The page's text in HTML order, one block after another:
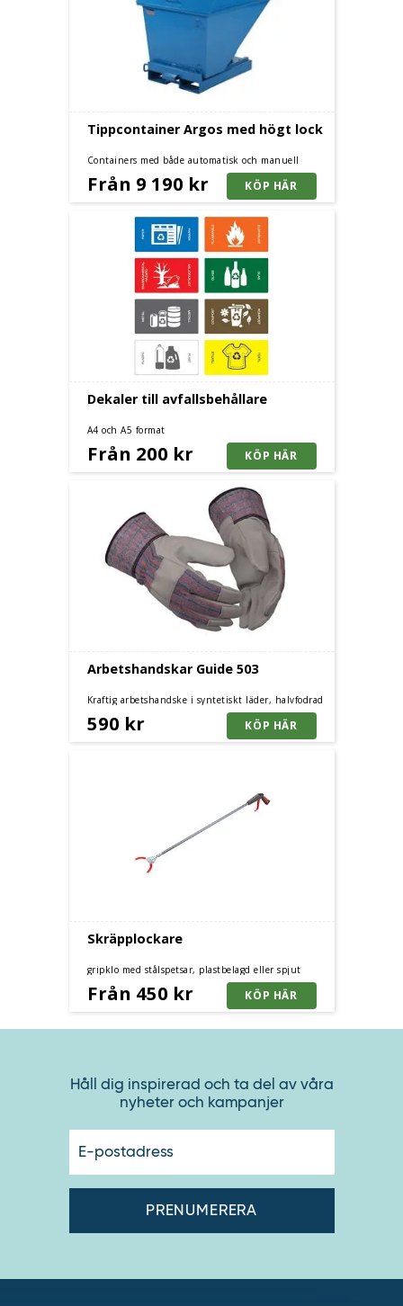
Tippcontainer Argos med högt lock
Containers med både automatisk och manuell
Från 9 190 kr
Dekaler till avfallsbehållare
A4 och A5 format
Från 200 kr
Arbetshandskar Guide 503
Kraftig arbetshandske i syntetiskt läder, halvfodrad
med förstärkningar på fingrar och knogar. Finns i
storlekar 8, 10 och 11.
590 kr
Skräpplockare
gripklo med stålspetsar, plastbelagd eller spjut
Från 450 kr
Håll dig inspirerad och ta del av våra
nyheter och kampanjer